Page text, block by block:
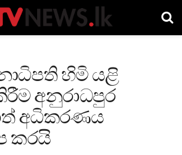
හිමි යළි
අනුරාධපුර
අධිකරණය
කරයි